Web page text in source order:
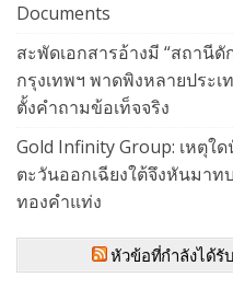
Documents
สะพัดเอกสารอ้างมี “สถานีดั
กรุงเทพฯ พาดพิงหลายประเ
ตั้งคำถามข้อเท็จจริง
Gold Infinity Group: เหตุใ
ตะวันออกเฉียงใต้จึงหันมา
ทองคำแท่ง
หัวข้อที่กำลังได้รั